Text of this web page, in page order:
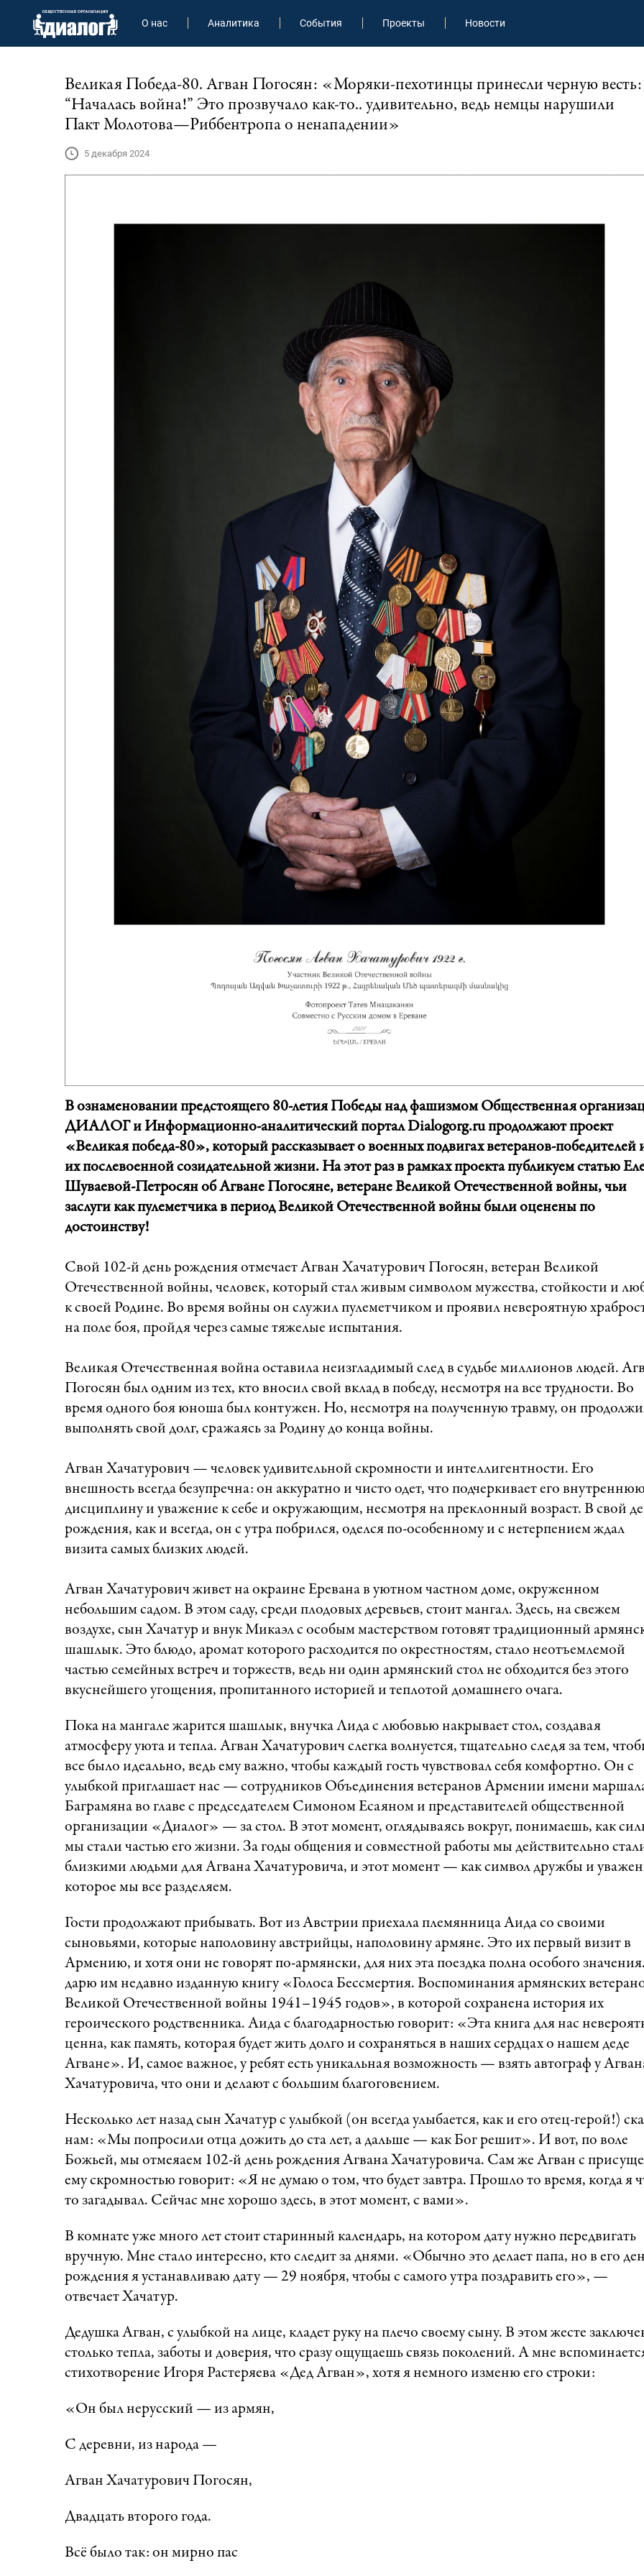
О нас Аналитика События Проекты Новости
Великая Победа-80. Агван Погосян: «Моряки-пехотинцы принесли черную весть:
“Началась война!” Это прозвучало как-то.. удивительно, ведь немцы нарушили
Пакт Молотова—Риббентропа о ненападении»
5 декабря 2024
В ознаменовании предстоящего 80-летия Победы над фашизмом Общественная
ДИАЛОГ и Информационно-аналитический портал Dialogorg.ru продолжают проект
«Великая победа-80», который рассказывает о военных подвигах ветеранов-победителей
их послевоенной созидательной жизни. На этот раз в рамках проекта публикуем статью
Шуваевой-Петросян об Агване Погосяне, ветеране Великой Отечественной войны, чьи
заслуги как пулеметчика в период Великой Отечественной войны были оценены по
достоинству!
Свой 102-й день рождения отмечает Агван Хачатурович Погосян, ветеран Великой
Отечественной войны, человек, который стал живым символом мужества, стойкости и
к своей Родине. Во время войны он служил пулеметчиком и проявил невероятную
на поле боя, пройдя через самые тяжелые испытания.
Великая Отечественная война оставила неизгладимый след в судьбе миллионов людей.
Погосян был одним из тех, кто вносил свой вклад в победу, несмотря на все трудности. Во
время одного боя юноша был контужен. Но, несмотря на полученную травму, он
выполнять свой долг, сражаясь за Родину до конца войны.
Агван Хачатурович — человек удивительной скромности и интеллигентности. Его
внешность всегда безупречна: он аккуратно и чисто одет, что подчеркивает его внутреннюю
дисциплину и уважение к себе и окружающим, несмотря на преклонный возраст. В свой
рождения, как и всегда, он с утра побрился, оделся по-особенному и с нетерпением ждал
визита самых близких людей.
Агван Хачатурович живет на окраине Еревана в уютном частном доме, окруженном
небольшим садом. В этом саду, среди плодовых деревьев, стоит мангал. Здесь, на свежем
воздухе, сын Хачатур и внук Микаэл с особым мастерством готовят традиционный
шашлык. Это блюдо, аромат которого расходится по окрестностям, стало неотъемлемой
частью семейных встреч и торжеств, ведь ни один армянский стол не обходится без этого
вкуснейшего угощения, пропитанного историей и теплотой домашнего очага.
Пока на мангале жарится шашлык, внучка Лида с любовью накрывает стол, создавая
атмосферу уюта и тепла. Агван Хачатурович слегка волнуется, тщательно следя за тем,
все было идеально, ведь ему важно, чтобы каждый гость чувствовал себя комфортно. Он с
улыбкой приглашает нас — сотрудников Объединения ветеранов Армении имени
Баграмяна во главе с председателем Симоном Есаяном и представителей общественной
организации «Диалог» — за стол. В этот момент, оглядываясь вокруг, понимаешь, как
мы стали частью его жизни. За годы общения и совместной работы мы действительно
близкими людьми для Агвана Хачатуровича, и этот момент — как символ дружбы и
которое мы все разделяем.
Гости продолжают прибывать. Вот из Австрии приехала племянница Аида со своими
сыновьями, которые наполовину австрийцы, наполовину армяне. Это их первый визит в
Армению, и хотя они не говорят по-армянски, для них эта поездка полна особого
дарю им недавно изданную книгу «Голоса Бессмертия. Воспоминания армянских
Великой Отечественной войны 1941–1945 годов», в которой сохранена история их
героического родственника. Аида с благодарностью говорит: «Эта книга для нас
ценна, как память, которая будет жить долго и сохраняться в наших сердцах о нашем деде
Агване». И, самое важное, у ребят есть уникальная возможность — взять автограф у
Хачатуровича, что они и делают с большим благоговением.
Несколько лет назад сын Хачатур с улыбкой (он всегда улыбается, как и его отец-герой!)
нам: «Мы попросили отца дожить до ста лет, а дальше — как Бог решит». И вот, по воле
Божьей, мы отмеяаем 102-й день рождения Агвана Хачатуровича. Сам же Агван с
ему скромностью говорит: «Я не думаю о том, что будет завтра. Прошло то время, когда я
то загадывал. Сейчас мне хорошо здесь, в этот момент, с вами».
В комнате уже много лет стоит старинный календарь, на котором дату нужно передвигать
вручную. Мне стало интересно, кто следит за днями. «Обычно это делает папа, но в его
рождения я устанавливаю дату — 29 ноября, чтобы с самого утра поздравить его», —
отвечает Хачатур.
Дедушка Агван, с улыбкой на лице, кладет руку на плечо своему сыну. В этом жесте
столько тепла, заботы и доверия, что сразу ощущаешь связь поколений. А мне
стихотворение Игоря Растеряева «Дед Агван», хотя я немного изменю его строки:
«Он был нерусский — из армян,
С деревни, из народа —
Агван Хачатурович Погосян,
Двадцать второго года.
Всё было так: он мирно пас